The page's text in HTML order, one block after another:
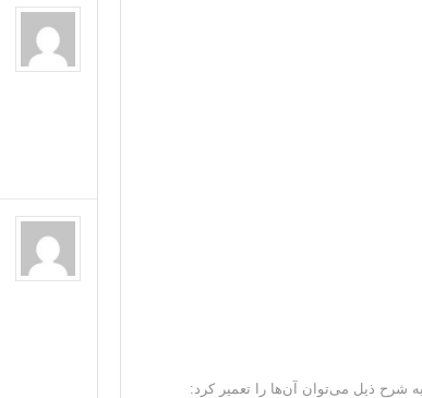
شرح ذیل می‌توان آن‌ها را تعمیر کرد: